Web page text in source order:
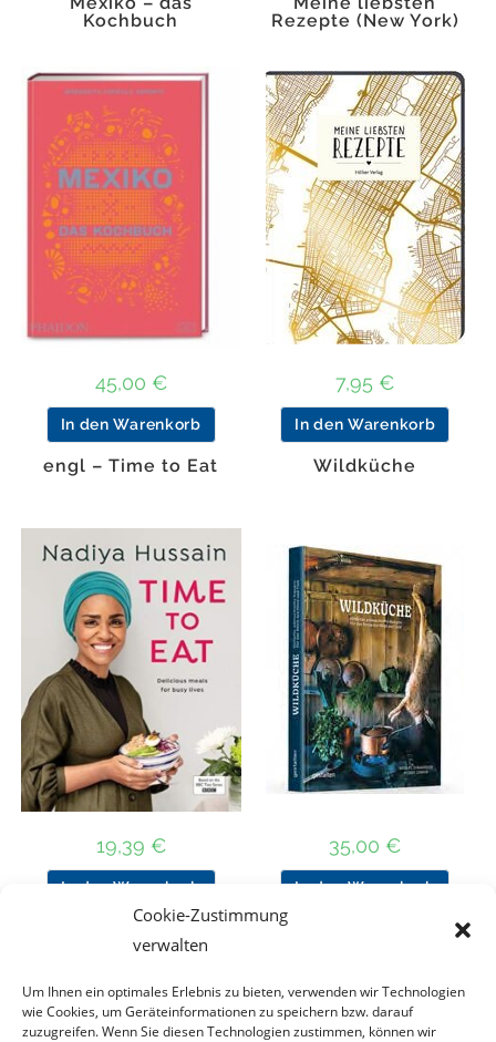
Cookie-Zustimmung
verwalten
Um Ihnen ein optimales Erlebnis zu bieten, verwenden wir Technologien
wie Cookies, um Geräteinformationen zu speichern bzw. darauf
zuzugreifen. Wenn Sie diesen Technologien zustimmen, können wir
Kochbuch
45,00 €
In den Warenkorb
Rezepte (New York)
7,95 €
In den Warenkorb
engl – Time to Eat
19,39 €
In den Warenkorb
Wildküche
35,00 €
In den Warenkorb
Nach Preis filtern